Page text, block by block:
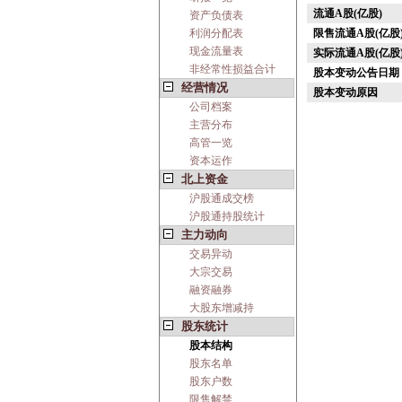
资产负债表
利润分配表
现金流量表
非经常性损益合计
经营情况
公司档案
主营分布
高管一览
资本运作
北上资金
沪股通成交榜
沪股通持股统计
主力动向
交易异动
大宗交易
融资融券
大股东增减持
股东统计
股本结构
股东名单
股东户数
限售解禁
流通A股(亿股)
限售流通A股(亿股
实际流通A股(亿股
股本变动公告日期
股本变动原因